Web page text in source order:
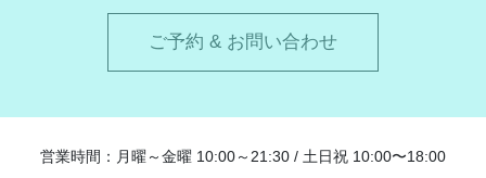
ご予約 & お問い合わせ
営業時間：月曜～金曜 10:00～21:30 / 土日祝 10:00〜18:00